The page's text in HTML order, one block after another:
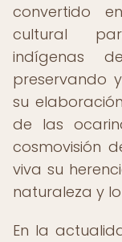
convertido
cultural
indígenas
preservando
su
de las
cosmovisión
viva su
naturaleza y
En la